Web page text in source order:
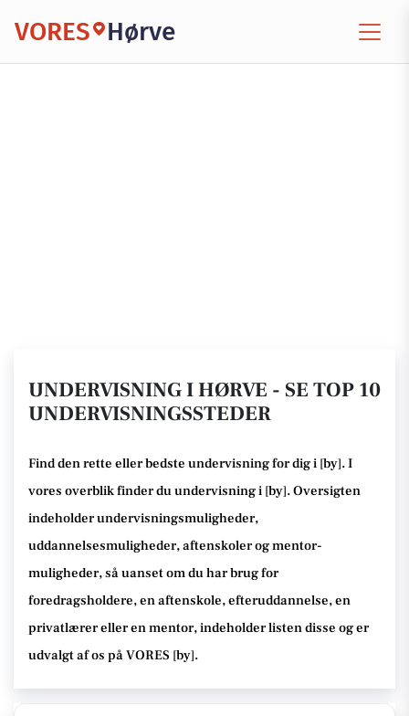
VORES Hørve
UNDERVISNING I HØRVE - SE TOP 10
UNDERVISNINGSSTEDER
Find den rette eller bedste undervisningfor dig i [by]. I
vores overblik finder du undervisning i [by].Oversigten
indeholder undervisningsmuligheder,
uddannelsesmuligheder, aftenskoler og mentor-
muligheder, så uanset om du har brug for
foredragsholdere, en aftenskole, efteruddannelse, en
privatlærer eller en mentor, indeholder listen disse og er
udvalgt af os på VORES [by].